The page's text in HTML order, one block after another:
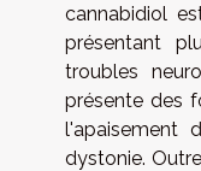
cannabidiol
présentant
troubles
présente des
l'apaisement
dystonie.